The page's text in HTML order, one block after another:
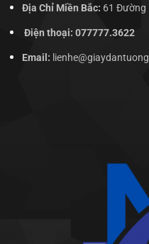
Địa Chỉ Miền Bắc: 61 Đường
Điện thoại: 077777.3622
Email: